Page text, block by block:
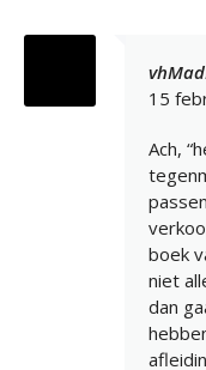
15
Ach,
boek
niet
dan